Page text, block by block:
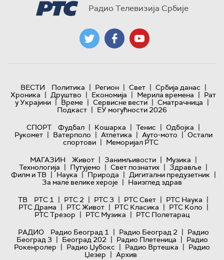
Радио Телевизија Србије
ВЕСТИ Политика | Регион | Свет | Србија данас |
Хроника | Друштво | Економија | Мерила времена | Рат
у Украјини | Време | Сервисне вести | Сматрачница |
Подкаст | ЕУ могућности 2026
СПОРТ
Фудбал | Кошарка | Тенис | Одбојка |
Рукомет | Ватерполо | Атлетика | Ауто-мото | Остали
спортови | Меморијал РТС
МАГАЗИН
Живот | Занимљивости | Музика |
Технологијa | Путујемо | Свет познатих | Здравље |
Филм и ТВ | Наука | Природа | Дигитални предузетник |
За мале велике хероје | Наизглед здрав
ТВ
РТС 1 | РТС 2 | РТС 3 | РТС Свет | РТС Наука |
РТС Драма | РТС Живот | РТС Класика | РТС Коло |
РТС Трезор | РТС Музика | РТС Полетарац
РАДИО
Радио Београд 1 | Радио Београд 2 | Радио
Београд 3 | Београд 202 | Радио Плетеница | Радио
Рокенролер | Радио Џубокс | Радио Вртешка | Радио
Џезер | Архив